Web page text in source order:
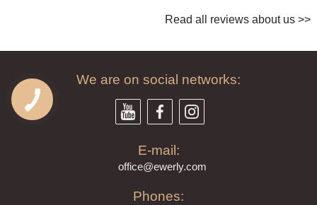
Read all reviews about us >>
We are on social networks:
E-mail:
office@ewerly.com
Phones: